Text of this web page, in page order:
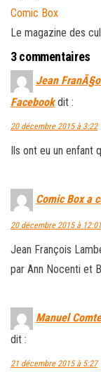
Comic Box
Le magazine des
3 commentaires
Jean
Facebook dit :
20 décembre 2015 à 3:22
Ils ont eu un enfant
Comic Box a
20 décembre 2015 à 12:01
Jean François
par Ann Nocenti et
Manuel
dit :
21 décembre 2015 à 5:27